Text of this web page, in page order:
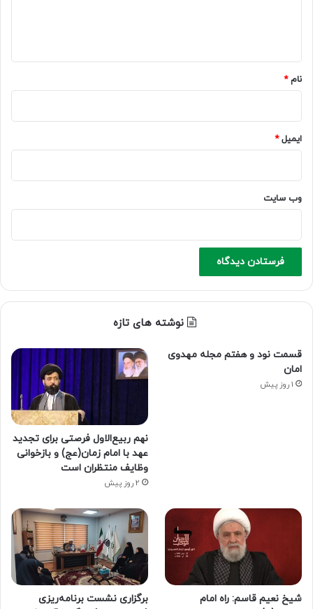
نام*
ایمیل*
وب‌ سایت
نوشته های تازه
قسمت نود و هفتم مجله مهدوی
امان
1 روز پیش
نهم ربیع‌الاول فرصتی برای تجدید
عهد با امام زمان(عج) و بازخوانی
وظایف منتظران است
2 روز پیش
شیخ نعیم قاسم: راه امام
برگزاری نشست برنامه‌ریزی